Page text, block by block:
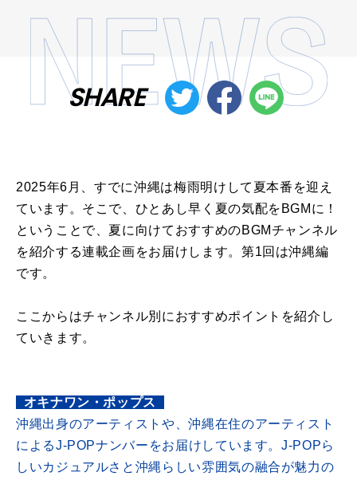
SHARE
2025年6月、すでに沖縄は梅雨明けして夏本番を迎え
ています。そこで、ひとあし早く夏の気配をBGMに！
ということで、夏に向けておすすめのBGMチャンネル
を紹介する連載企画をお届けします。第1回は沖縄編
です。
ここからはチャンネル別におすすめポイントを紹介し
ていきます。
オキナワン・ポップス
沖縄出身のアーティストや、沖縄在住のアーティスト
によるJ-POPナンバーをお届けしています。J-POPら
しいカジュアルさと沖縄らしい雰囲気の融合が魅力の